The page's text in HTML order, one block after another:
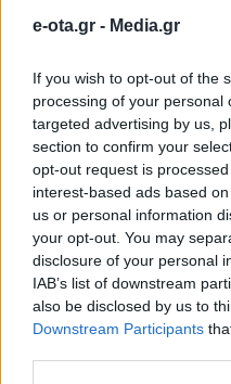
e-ota.gr - Media.gr
If you wish to opt-out of the
processing of your personal
targeted advertising by us,
section to confirm your
opt-out request is
interest-based ads based
us or personal information
your opt-out. You may
disclosure of your personal
IAB’s list of downstream
also be disclosed by us to
Downstream Participants
Διαβουλεύσεις για
Θέμα χρόνου η
υδροδότησης στη Χίο
Ξεκάθαρος για
αποκατάσταση δασών
TAGS: ΓΑΒΡΙΗΛ ΔΗΜΟΣ
ΑΤΤΙΚΗΣ ΙΕΡΑ ΜΗΤΡΟΠΟΛΗ
ΙΩΝΙΑ ΝΕΑ ΦΙΛΑΔΕΛΦΕΙΑ
ΚΑΤΑΣΚΗΝΩΣΕΙΣ